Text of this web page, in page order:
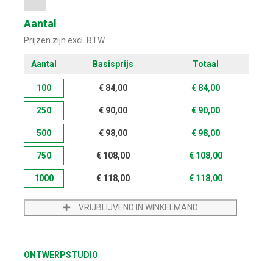
Aantal
Prijzen zijn excl. BTW
Aantal Basisprijs Totaal
100 € 84,00 € 84,00
250 € 90,00 € 90,00
500 € 98,00 € 98,00
750 € 108,00 € 108,00
1000 € 118,00 € 118,00
VRIJBLIJVEND IN WINKELMAND
ONTWERPSTUDIO